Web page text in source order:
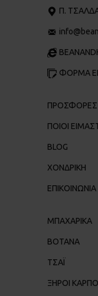
Π.
ΦΟΡΜΑ
ΠΡΟΣΦΟΡΕΣ
ΠΟΙΟΙ
BLOG
ΧΟΝΔΡΙΚΉ
ΕΠΙΚΟΙΝΩΝΊΑ
ΜΠΑΧΑΡΙΚΑ
ΒΟΤΑΝΑ
ΤΣΑΪ
ΞΗΡΟΙ